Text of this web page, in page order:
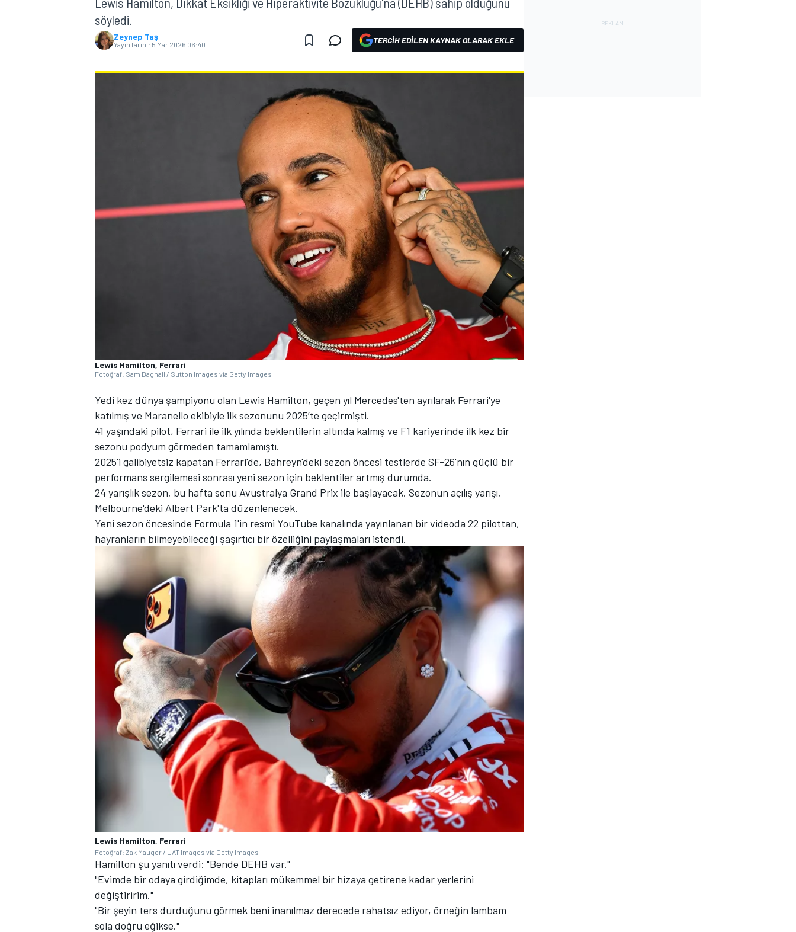
MOTOGP
WRC
TÜRK SPORCULAR
söyledi.
Zeynep Taş
Yayın tarihi: 5 Mar 2026 06:40 TERCIH EDILEN KAYNAK OLARAK EKLE
Lewis Hamilton, Ferrari
Fotoğraf: Sam Bagnall / Sutton Images via Getty Images
Yedi kez dünya şampiyonu olan Lewis Hamilton, geçen yıl Mercedes'ten ayrılarak Ferrari'ye
katılmış ve Maranello ekibiyle ilk sezonunu 2025’te geçirmişti.
41 yaşındaki pilot, Ferrari ile ilk yılında beklentilerin altında kalmış ve F1 kariyerinde ilk kez bir
sezonu podyum görmeden tamamlamıştı.
2025'i galibiyetsiz kapatan Ferrari'de, Bahreyn'deki sezon öncesi testlerde SF-26'nın güçlü bir
performans sergilemesi sonrası yeni sezon için beklentiler artmış durumda.
24 yarışlık sezon, bu hafta sonu Avustralya Grand Prix ile başlayacak. Sezonun açılış yarışı,
Melbourne'deki Albert Park'ta düzenlenecek.
Yeni sezon öncesinde Formula 1'in resmi YouTube kanalında yayınlanan bir videoda 22 pilottan,
hayranların bilmeyebileceği şaşırtıcı bir özelliğini paylaşmaları istendi.
Lewis Hamilton, Ferrari
Fotoğraf: Zak Mauger / LAT Images via Getty Images
Hamilton şu yanıtı verdi: "Bende DEHB var."
"Evimde bir odaya girdiğimde, kitapları mükemmel bir hizaya getirene kadar yerlerini
değiştiririm."
"Bir şeyin ters durduğunu görmek beni inanılmaz derecede rahatsız ediyor, örneğin lambam
sola doğru eğikse."